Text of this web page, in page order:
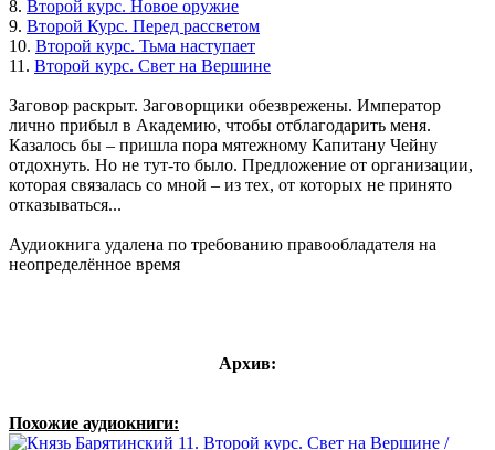
8. Второй курс. Новое оружие
9. Второй Курс. Перед рассветом
10. Второй курс. Тьма наступает
11. Второй курс. Свет на Вершине
Заговор раскрыт. Заговорщики обезврежены. Император
лично прибыл в Академию, чтобы отблагодарить меня.
Казалось бы – пришла пора мятежному Капитану Чейну
отдохнуть. Но не тут-то было. Предложение от организации,
которая связалась со мной – из тех, от которых не принято
отказываться...
Аудиокнига удалена по требованию правообладателя на
неопределённое время
Архив:
Похожие аудиокниги: